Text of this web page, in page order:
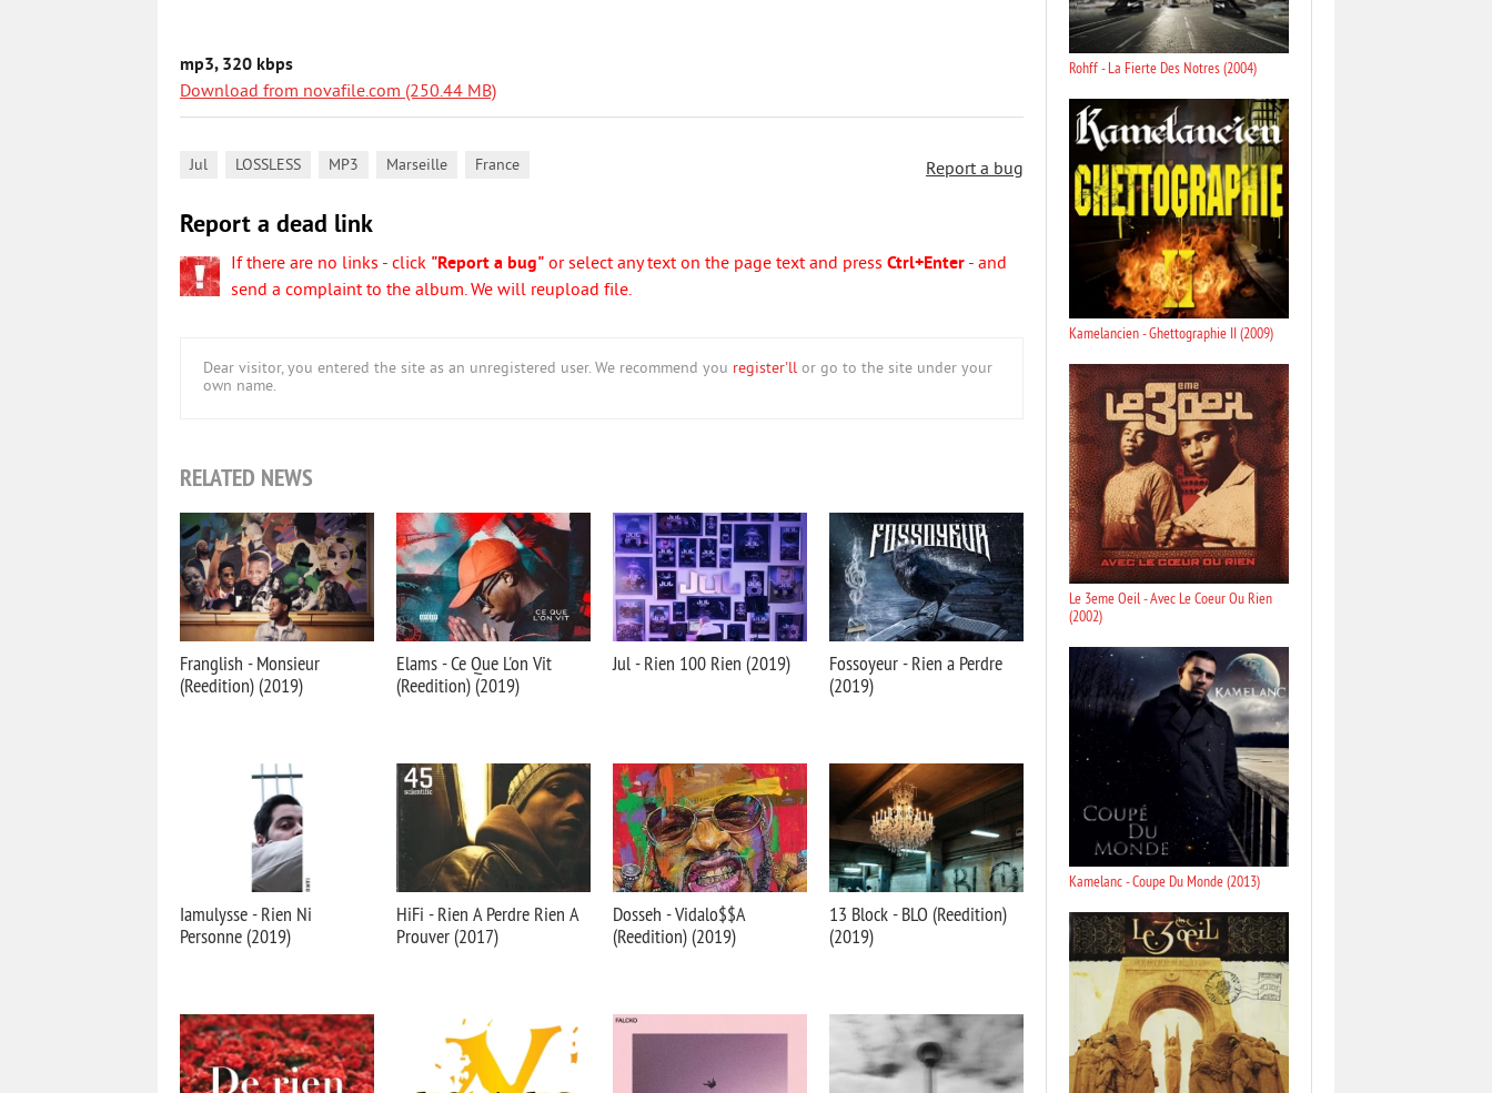
mp3, 320 kbps
Download from novafile.com (250.44 MB)
Report a bug
Jul LOSSLESS MP3 Marseille France
Report a dead link
If there are no links - click "Report a bug" or select any text on the page text and press Ctrl+Enter - and
send a complaint to the album. We will reupload file.
Dear visitor, you entered the site as an unregistered user. We recommend you register'll or go to the site under your
own name.
RELATED NEWS
Franglish - Monsieur
(Reedition) (2019)
Elams - Ce Que L'on Vit
(Reedition) (2019)
Jul - Rien 100 Rien (2019)
Fossoyeur - Rien a Perdre
(2019)
Iamulysse - Rien Ni
Personne (2019)
HiFi - Rien A Perdre Rien A
Prouver (2017)
Dosseh - Vidalo$$A
(Reedition) (2019)
13 Block - BLO (Reedition)
(2019)
Rohff - La Fierte Des Notres (2004)
Kamelancien - Ghettographie II (2009)
Le 3eme Oeil - Avec Le Coeur Ou Rien
(2002)
Kamelanc - Coupe Du Monde (2013)